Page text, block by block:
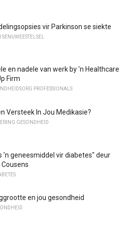
vir Parkinson se siekte
en nadele van werk by 'n Healthcare
Firm
PROFESSIONALS
Versteek In Jou Medikasie?
GESONDHEID
'n geneesmiddel vir diabetes" deur
Cousens
en jou gesondheid